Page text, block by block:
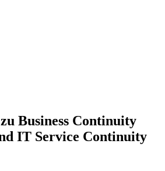
Business Continuity
IT Service Continuity